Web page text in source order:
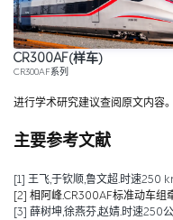
CR300AF(样车)
CR300AF系列
进行学术研究建议查阅原文内容。
主要参考文献
[1] 王飞,于钦顺,鲁文超.时速250
[2] 相阿峰.CR300AF标准动车组
[3] 薛树坤,徐燕芬,赵婧.时速250